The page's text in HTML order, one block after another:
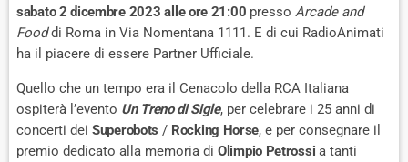
sabato 2 dicembre 2023 alle ore 21:00 presso Arcade and
Fooddi Roma in Via Nomentana 1111. E di cui RadioAnimati
ha il piacere di essere Partner Ufficiale.
Quello che un tempo era il Cenacolo della RCA Italiana
ospiterà l’evento Un Treno di Sigle, per celebrare i 25 anni di
concerti dei Superobots / Rocking Horse, e per consegnare il
premio dedicato alla memoria di Olimpio Petrossi a tanti